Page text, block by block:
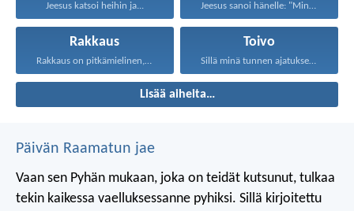
Jeesus katsoi heihin ja... Jeesus sanoi hänelle: "Minä...
Rakkaus
Rakkaus on pitkämielinen, rakkaus...
Toivo
Sillä minä tunnen ajatukseni...
Lisää aiheita…
Päivän Raamatun jae
Vaan sen Pyhän mukaan, joka on teidät kutsunut, tulkaa
tekin kaikessa vaelluksessanne pyhiksi. Sillä kirjoitettu